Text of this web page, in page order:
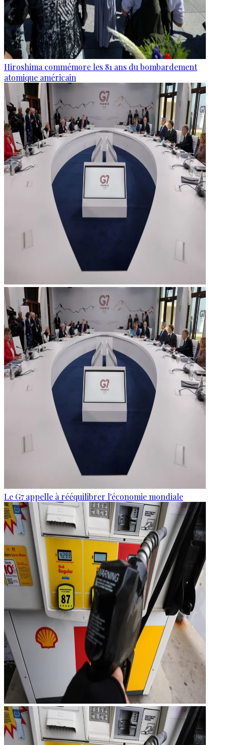
Hiroshima commémore les 81 ans du bombardement
atomique américain
Le G7 appelle à rééquilibrer l'économie mondiale